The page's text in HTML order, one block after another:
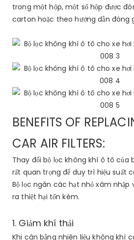
trong một hộp, một số hộp được
carton hoặc theo hướng dẫn đóng
BENEFITS OF
CAR AIR FILTERS:
Thay đổi bộ lọc không khí ô tô của
rất quan trọng để duy trì hiệu suất
Bộ lọc ngăn các hạt nhỏ xâm nhập
ra thiệt hại tốn kém.
1. Giảm khí thải
Khi cân bằng nhiên liệu không khí